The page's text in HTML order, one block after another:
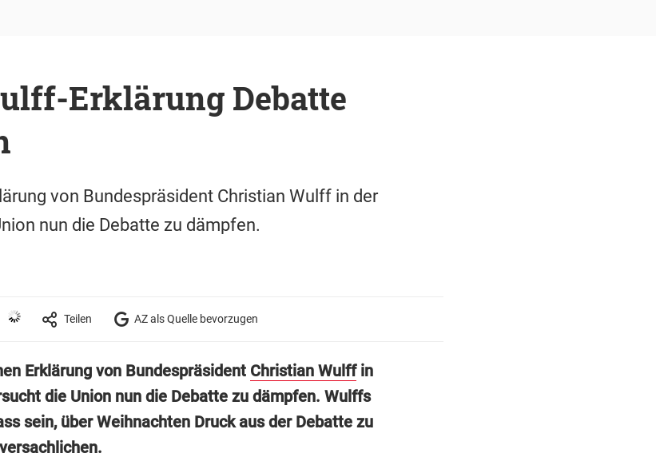
Erklärung Debatte
von Bundespräsident Christian Wulff in der
nun die Debatte zu dämpfen.
Teilen AZ als Quelle bevorzugen
Erklärung von Bundespräsident Christian Wulffin
die Union nun die Debatte zu dämpfen. Wulffs
sein, über Weihnachten Druck aus der Debatte zu